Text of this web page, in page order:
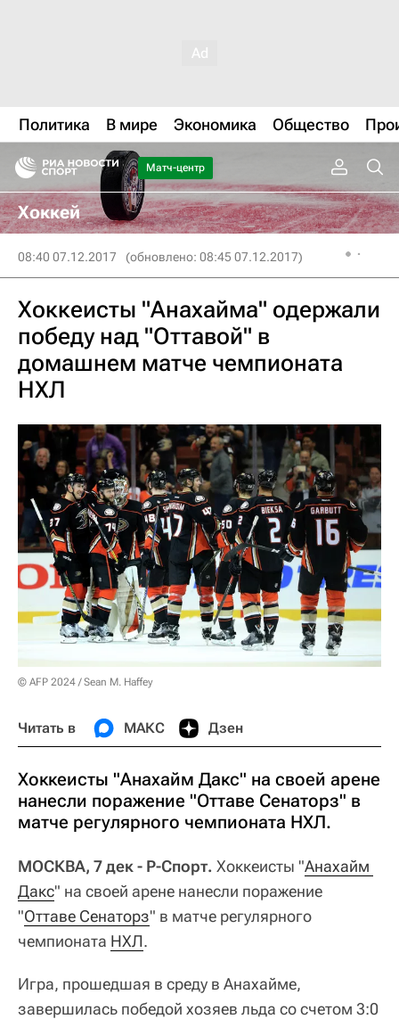
Политика В мире Экономика Общество
Матч-центр
Хоккей
08:40 07.12.2017 (обновлено: 08:45 07.12.2017)
Хоккеисты "Анахайма" одержали
победу над "Оттавой" в
домашнем матче чемпионата
НХЛ
© AFP 2024 / Sean M. Haffey
Читать в МАКС Дзен
Хоккеисты "Анахайм Дакс" на своей арене
нанесли поражение "Оттаве Сенаторз" в
матче регулярного чемпионата НХЛ.
МОСКВА, 7 дек - Р-Спорт. Хоккеисты "Анахайм
Дакс" на своей арене нанесли поражение
"Оттаве Сенаторз" в матче регулярного
чемпионата НХЛ.
Игра, прошедшая в среду в Анахайме,
завершилась победой хозяев льда со счетом 3:0